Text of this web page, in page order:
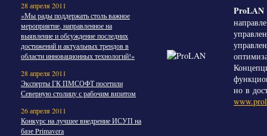
28 апреля 2011
«Мы рады поддержать столь важное
мероприятие, направленное на
выявление и обсуждение последних
достижений и актуальных трендов в
области инновационных технологий!»
28 апреля 2011
Эксперты ГК ПМСОФТ посетили
Северную столицу с рабочим визитом
26 апреля 2011
Конкурс на лучшее внедрение ИСУП на
базе Primavera
ProLAN
но в